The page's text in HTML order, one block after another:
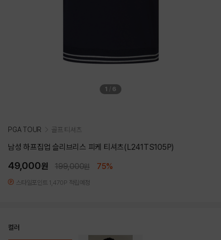
1 / 6
PGA TOUR 골프 티셔츠
남성 하프집업 슬리브리스 피케 티셔츠(L241TS105P)
49,000원 199,000원 75%
스타일포인트 1,470P 적립예정
컬러